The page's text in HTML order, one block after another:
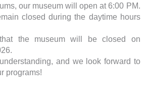
our museum will open at 6:00 PM.
closed during the daytime hours
the museum will be closed on
and we look forward to
programs!